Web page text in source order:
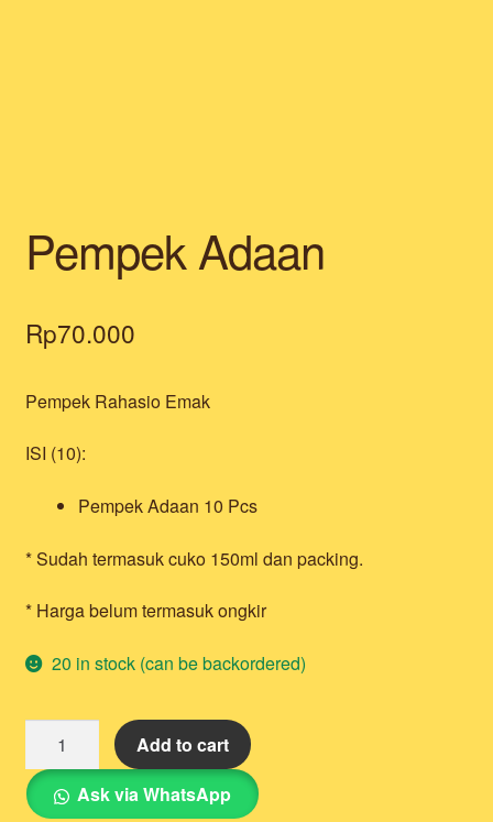
Pempek Adaan
Rp70.000
Pempek Rahasio Emak
ISI (10):
Pempek Adaan 10 Pcs
* Sudah termasuk cuko 150ml dan packing.
* Harga belum termasuk ongkir
20 in stock (can be backordered)
Adaan
quantity
Add to cart
Ask via WhatsApp